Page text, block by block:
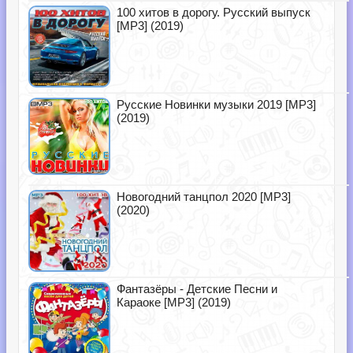
100 хитов в дорогу. Русский выпуск
[MP3] (2019)
Русские Новинки музыки 2019 [MP3]
(2019)
Новогодний танцпол 2020 [MP3]
(2020)
Фантазёры - Детские Песни и
Караоке [MP3] (2019)